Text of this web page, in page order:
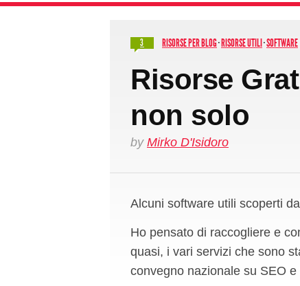
3 RISORSE PER BLOG·RISORSE UTILI·SOFTWARE
Risorse
non solo
by Mirko D'Isidoro
Alcuni software utili scoperti
Ho pensato di raccogliere e
quasi, i vari servizi che sono
convegno nazionale su SEO